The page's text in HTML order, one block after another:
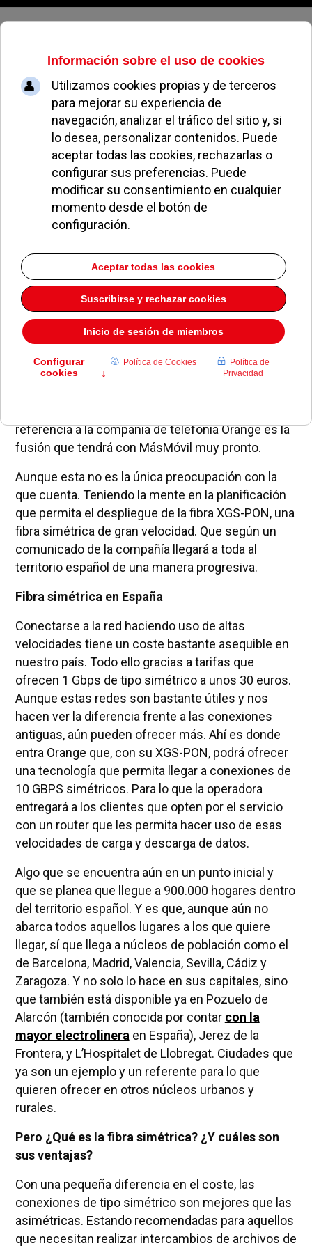
Viernes, 07 de agosto de 2026
El avance de la Fibra Infinity de
Orange que ofrece 10 Gbps, de
Pozuelo a toda España
JUAN FERNÁNDEZ NOTICIAS DE POZUELO 18 AGOSTO 2022
referencia a la compañía de telefonía Orange es la
fusión que tendrá con MásMóvil muy pronto.
Aunque esta no es la única preocupación con la
que cuenta. Teniendo la mente en la planificación
que permita el despliegue de la fibra XGS-PON, una
fibra simétrica de gran velocidad. Que según un
comunicado de la compañía llegará a toda al
territorio español de una manera progresiva.
Fibra simétrica en España
Conectarse a la red haciendo uso de altas
velocidades tiene un coste bastante asequible en
nuestro país. Todo ello gracias a tarifas que
ofrecen 1 Gbps de tipo simétrico a unos 30 euros.
Aunque estas redes son bastante útiles y nos
hacen ver la diferencia frente a las conexiones
antiguas, aún pueden ofrecer más. Ahí es donde
entra Orange que, con su XGS-PON, podrá ofrecer
una tecnología que permita llegar a conexiones de
10 GBPS simétricos. Para lo que la operadora
entregará a los clientes que opten por el servicio
con un router que les permita hacer uso de esas
velocidades de carga y descarga de datos.
Algo que se encuentra aún en un punto inicial y
que se planea que llegue a 900.000 hogares dentro
del territorio español. Y es que, aunque aún no
abarca todos aquellos lugares a los que quiere
llegar, sí que llega a núcleos de población como el
de Barcelona, Madrid, Valencia, Sevilla, Cádiz y
Zaragoza. Y no solo lo hace en sus capitales, sino
que también está disponible ya en Pozuelo de
Alarcón (también conocida por contar con la
mayor electrolineraen España), Jerez de la
Frontera, y L’Hospitalet de Llobregat. Ciudades que
ya son un ejemplo y un referente para lo que
quieren ofrecer en otros núcleos urbanos y
rurales.
Pero ¿Qué es la fibra simétrica? ¿Y cuáles son
sus ventajas?
Con una pequeña diferencia en el coste, las
conexiones de tipo simétrico son mejores que las
asimétricas. Estando recomendadas para aquellos
que necesitan realizar intercambios de archivos de